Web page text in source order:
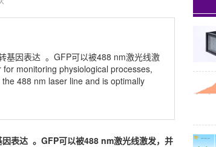
基因表达 。GFP可以被488 nm激光线激
monitoring physiological processes,
488 nm laser line and is optimally
因表达 。GFP可以被488 nm激光线激发，并